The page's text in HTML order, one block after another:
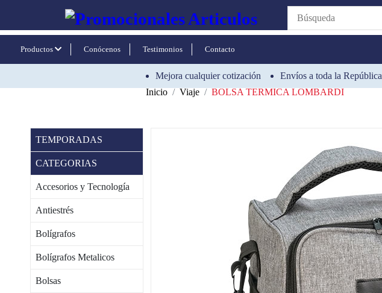
Productos Conócenos Testimonios Contacto
Mejora cualquier cotización Envíos a toda la República
Inicio
Viaje BOLSA TERMICA LOMBARDI
TEMPORADAS
CATEGORIAS
Accesorios y Tecnología
Antiestrés
Bolígrafos
Bolígrafos Metalicos
Bolsas